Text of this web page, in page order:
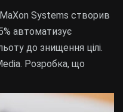
Systems створив
автоматизує
до знищення цілі.
Розробка, що